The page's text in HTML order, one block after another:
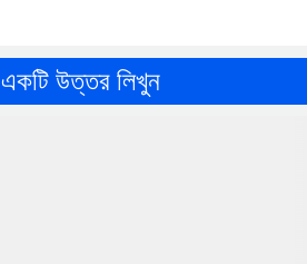
একটি উত্তর লিখুন